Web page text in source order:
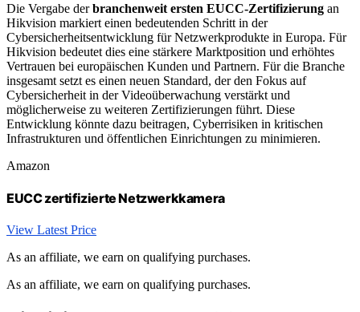
Die Vergabe derbranchenweit ersten EUCC-Zertifizierung an
Hikvision markiert einen bedeutenden Schritt in der
Cybersicherheitsentwicklung für Netzwerkprodukte in Europa. Für
Hikvision bedeutet dies eine stärkere Marktposition und erhöhtes
Vertrauen bei europäischen Kunden und Partnern. Für die Branche
insgesamt setzt es einen neuen Standard, der den Fokus auf
Cybersicherheit in der Videoüberwachung verstärkt und
möglicherweise zu weiteren Zertifizierungen führt. Diese
Entwicklung könnte dazu beitragen, Cyberrisiken in kritischen
Infrastrukturen und öffentlichen Einrichtungen zu minimieren.
Amazon
EUCC zertifizierte Netzwerkkamera
View Latest Price
As an affiliate, we earn on qualifying purchases.
As an affiliate, we earn on qualifying purchases.